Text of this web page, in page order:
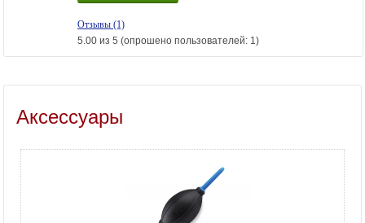
Отзывы (1)
5.00 из 5 (опрошено пользователей: 1)
Аксессуары